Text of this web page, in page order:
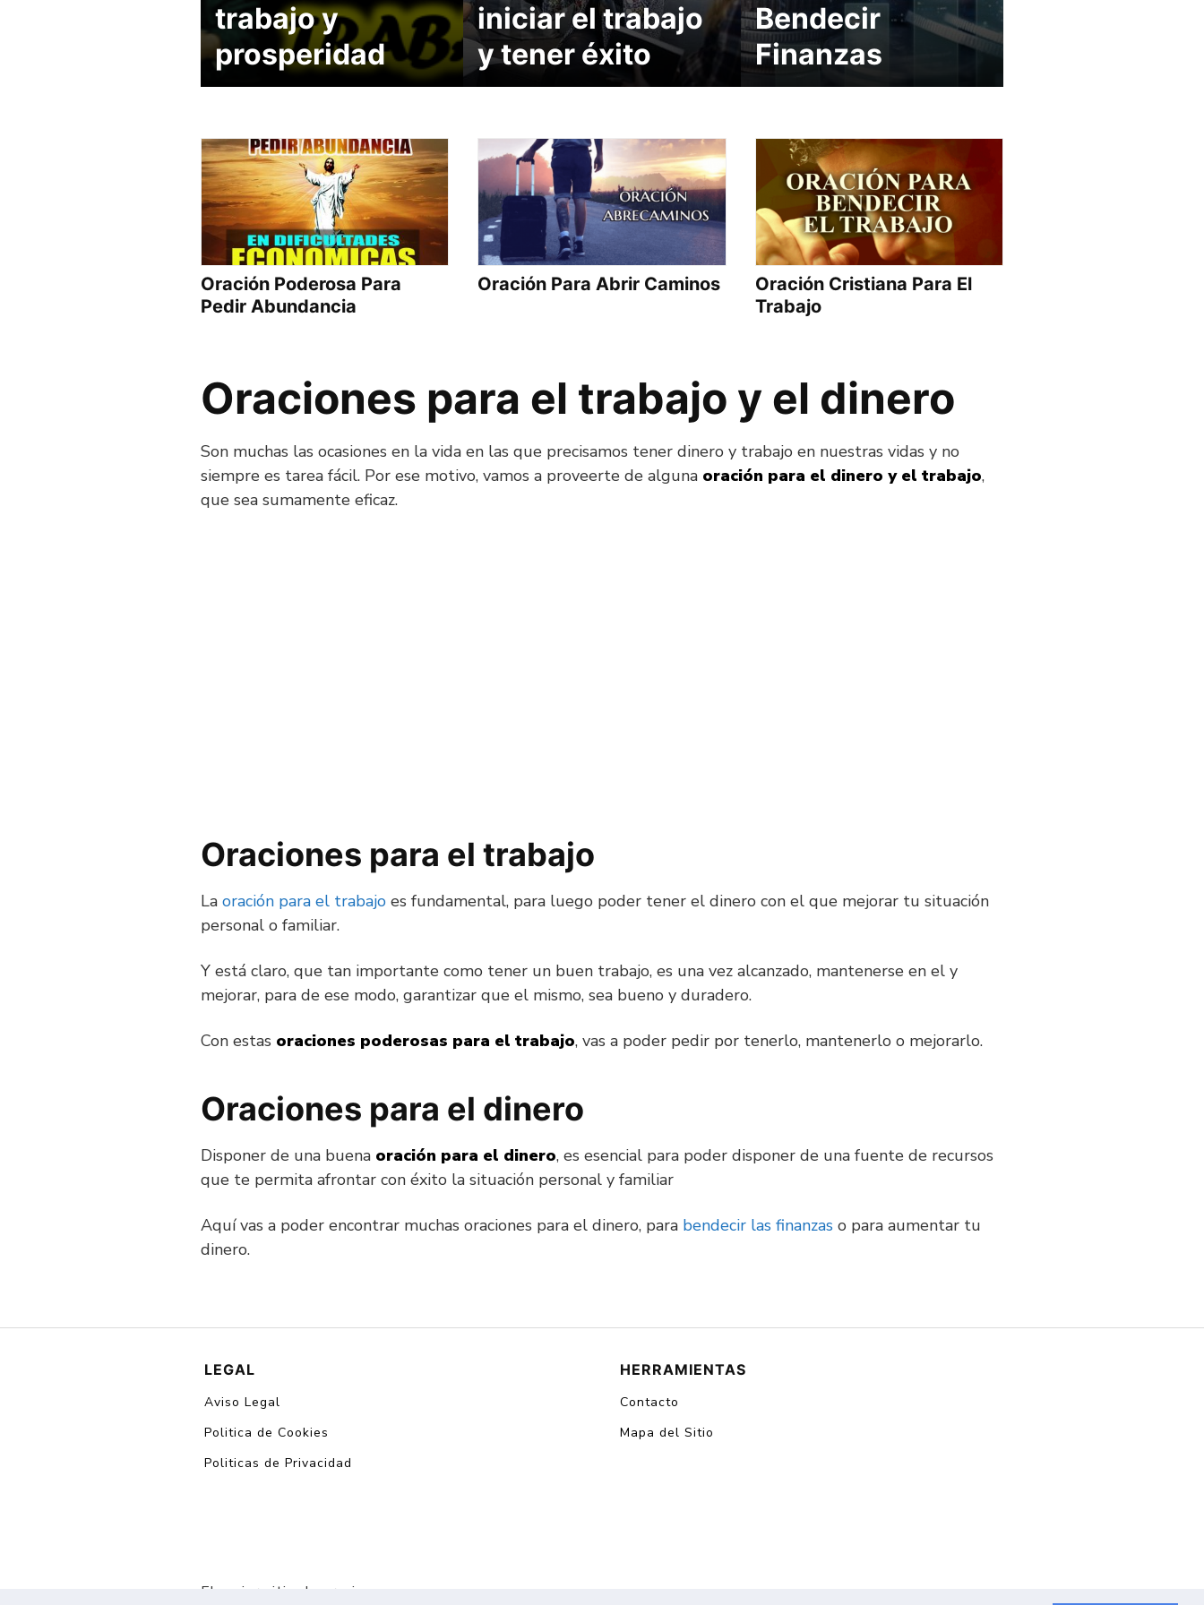
trabajo y
prosperidad
iniciar el trabajo
y tener éxito
Bendecir
Finanzas
Oración Poderosa Para
Pedir Abundancia
Oración Para Abrir Caminos
Oración Cristiana Para El
Trabajo
Oraciones para el trabajo y el dinero
Son muchas las ocasiones en la vida en las que precisamos tener dinero y trabajo en nuestras vidas y no
siempre es tarea fácil. Por ese motivo, vamos a proveerte de alguna oración para el dinero y el trabajo,
que sea sumamente eficaz.
Oraciones para el trabajo
La oración para el trabajo es fundamental, para luego poder tener el dinero con el que mejorar tu situación
personal o familiar.
Y está claro, que tan importante como tener un buen trabajo, es una vez alcanzado, mantenerse en el y
mejorar, para de ese modo, garantizar que el mismo, sea bueno y duradero.
Con estas oraciones poderosas para el trabajo, vas a poder pedir por tenerlo, mantenerlo o mejorarlo.
Oraciones para el dinero
Disponer de una buena oración para el dinero, es esencial para poder disponer de una fuente de recursos
que te permita afrontar con éxito la situación personal y familiar
Aquí vas a poder encontrar muchas oraciones para el dinero, para bendecir las finanzas o para aumentar tu
dinero.
LEGAL
Aviso Legal
Politica de Cookies
Politicas de Privacidad
HERRAMIENTAS
Contacto
Mapa del Sitio
El mejor sitio de oraciones